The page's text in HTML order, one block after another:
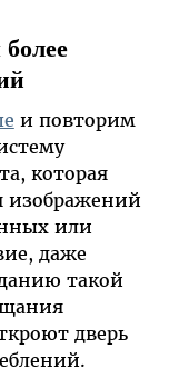
и повторим
которая
изображений
или
даже
такой
дверь